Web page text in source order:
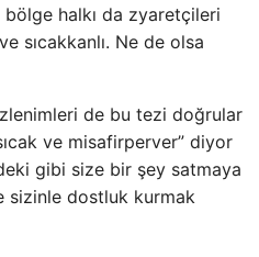
bölge halkı da zyaretçileri
sıcakkanlı. Ne de olsa
de bu tezi doğrular
ve misafirperver” diyor
gibi size bir şey satmaya
sizinle dostluk kurmak